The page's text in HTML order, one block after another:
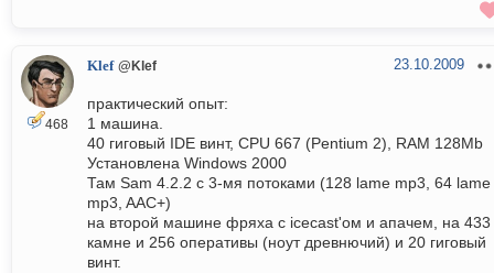
468
Klef @Klef 23.10.2009
практический опыт:
1 машина.
40 гиговый IDE винт, CPU 667 (Pentium 2), RAM 128Mb
Установлена Windows 2000
Там Sam 4.2.2 с 3-мя потоками (128 lame mp3, 64 lame
mp3, AAC+)
на второй машине фряха с icecast'ом и апачем, на 433
камне и 256 оперативы (ноут древнючий) и 20 гиговый
винт.